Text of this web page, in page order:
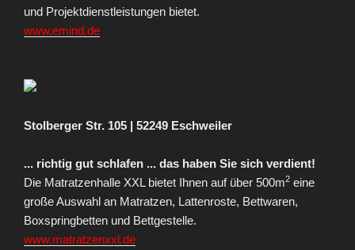
und Projektdienstleistungen bietet.
www.emind.de
Stolberger Str. 105 | 52249 Eschweiler
... richtig gut schlafen ... das haben Sie sich verdient!
Die Matratzenhalle XXL bietet Ihnen auf über 500m2 eine
große Auswahl an Matratzen, Lattenroste, Bettwaren,
Boxspringbetten und Bettgestelle.
www.matratzenxxl.de